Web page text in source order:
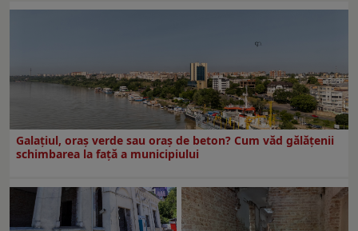
Galațiul, oraș verde sau oraș de beton? Cum văd gălățenii
schimbarea la față a municipiului